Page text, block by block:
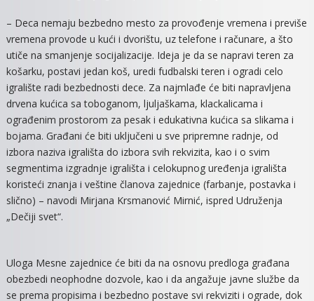
„IGROM
RAZLIKE“
– Deca nemaju bezbedno mesto za provođenje vremena i previše
vremena provode u kući i dvorištu, uz telefone i računare, a što
utiče na smanjenje socijalizacije. Ideja je da se napravi teren za
košarku, postavi jedan koš, uredi fudbalski teren i ogradi celo
igralište radi bezbednosti dece. Za najmlađe će biti napravljena
drvena kućica sa toboganom, ljuljaškama, klackalicama i
ograđenim prostorom za pesak i edukativna kućica sa slikama i
bojama. Građani će biti uključeni u sve pripremne radnje, od
izbora naziva igrališta do izbora svih rekvizita, kao i o svim
segmentima izgradnje igrališta i celokupnog uređenja igrališta
koristeći znanja i veštine članova zajednice (farbanje, postavka i
slično) – navodi Mirjana Krsmanović Mirnić, ispred Udruženja
„Dečiji svet“.
Uloga Mesne zajednice će biti da na osnovu predloga građana
obezbedi neophodne dozvole, kao i da angažuje javne službe da
se prema propisima i bezbedno postave svi rekviziti i ograde, dok